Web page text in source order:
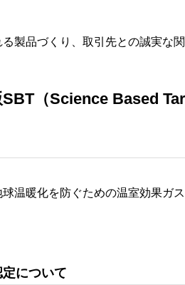
製品づくり、取引先との誠実な
SBT（Science Based
温暖化を防ぐための温室効果ガ
について